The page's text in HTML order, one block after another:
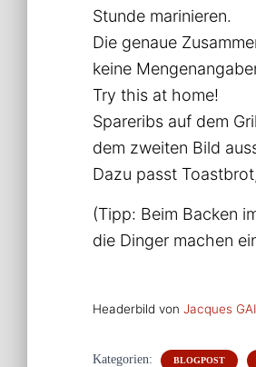
Stunde marinieren.
Die genaue
keine
Try this at home!
Spareribs auf dem
dem zweiten Bild
Dazu passt
(Tipp: Beim Backen
die Dinger machen
Headerbild von Jacques
Kategorien: BLOGPOST